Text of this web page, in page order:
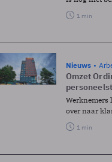
1 min
Nieuws
Omzet
Werknemers
over naar
1 min